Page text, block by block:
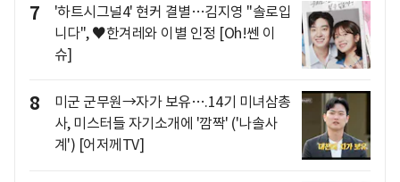
7
'하트시그널4' 현커 결별…김지영 "솔로입
니다", ♥한겨레와 이별 인정 [Oh!쎈 이
슈]
8
미군 군무원→자가 보유….14기 미녀삼총
사, 미스터들 자기소개에 '깜짝' ('나솔사
계') [어저께TV]